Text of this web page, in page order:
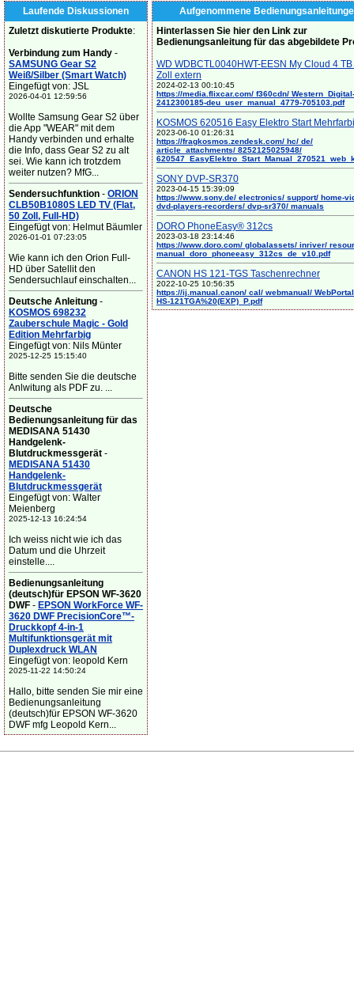
Laufende Diskussionen
Zuletzt diskutierte Produkte:
Verbindung zum Handy -
SAMSUNG Gear S2
Weiß/Silber (Smart Watch)
Eingefügt von: JSL
2026-04-01 12:59:56
Wollte Samsung Gear S2 über
die App "WEAR" mit dem
Handy verbinden und erhalte
die Info, dass Gear S2 zu alt
sei. Wie kann ich trotzdem
weiter nutzen? MfG...
Sendersuchfunktion - ORION
CLB50B1080S LED TV (Flat,
50 Zoll, Full-HD)
Eingefügt von: Helmut Bäumler
2026-01-01 07:23:05
Wie kann ich den Orion Full-
HD über Satellit den
Sendersuchlauf einschalten...
Deutsche Anleitung -
KOSMOS 698232
Zauberschule Magic - Gold
Edition Mehrfarbig
Eingefügt von: Nils Münter
2025-12-25 15:15:40
Bitte senden Sie die deutsche
Anlwitung als PDF zu. ...
Deutsche
Bedienungsanleitung für das
MEDISANA 51430
Handgelenk-
Blutdruckmessgerät -
MEDISANA 51430
Handgelenk-
Blutdruckmessgerät
Eingefügt von: Walter
Meienberg
2025-12-13 16:24:54
Ich weiss nicht wie ich das
Datum und die Uhrzeit
einstelle....
Bedienungsanleitung
(deutsch)für EPSON WF-3620
DWF - EPSON WorkForce WF-
3620 DWF PrecisionCore™-
Druckkopf 4-in-1
Multifunktionsgerät mit
Duplexdruck WLAN
Eingefügt von: leopold Kern
2025-11-22 14:50:24
Hallo, bitte senden Sie mir eine
Bedienungsanleitung
(deutsch)für EPSON WF-3620
DWF mfg Leopold Kern...
Aufgenommene
Hinterlassen Sie hier den Link zur
Bedienungsanleitung für das abgebildete
WD WDBCTL0040HWT-EESN My Cloud 4
Zoll extern
2024-02-13 00:10:45
https://media.flixcar.com/ f360cdn/ Western_Digital-
2412300185-deu_user_manual_4779-705103.pdf
KOSMOS 620516 Easy Elektro Start
2023-06-10 01:26:31
https://fragkosmos.zendesk.com/ hc/ de/
article_attachments/ 8252125025948/
SONY DVP-SR370
2023-04-15 15:39:09
https://www.sony.de/ electronics/ support/ home-
dvd-players-recorders/ dvp-sr370/ manuals
DORO PhoneEasy® 312cs
2023-03-18 23:14:46
https://www.doro.com/ globalassets/ inriver/
manual_doro_phoneeasy_312cs_de_v10.pdf
CANON HS 121-TGS Taschenrechner
2022-10-25 10:56:35
https://ij.manual.canon/ cal/ webmanual/
HS-121TGA%20(EXP)_P.pdf